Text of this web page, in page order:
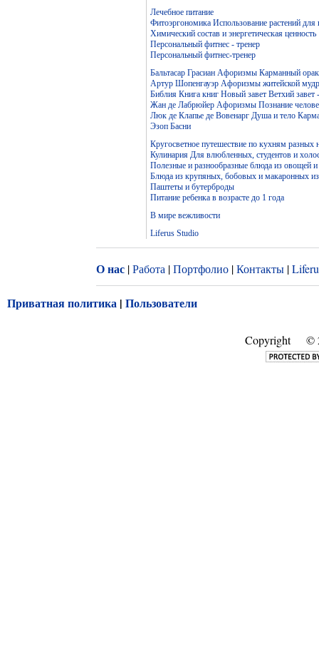
Лечебное питание
Фитоэргономика Использование растений
Химический состав и энергетическая
Персональный фитнес - тренер
Персональный фитнес-тренер
Бальтасар Грасиан Афоризмы Карманный
Артур Шопенгауэр Афоризмы житейской
Библия Книга книг Новый завет Ветхий завет
Жан де Лабрюйер Афоризмы Познание
Люк де Клапье де Вовенарг Душа и тело
Эзоп Басни
Кругосветное путешествие по кухням разных
Кулинария Для влюбленных, студентов и
Полезные и разнообразные блюда из овощей
Блюда из крупяных, бобовых и макаронных
Паштеты и бутерброды
Питание ребенка в возрасте до 1 года
В мире вежливости
Liferus Studio
О нас |Работа |Портфолио |Контакты |
Приватная политика | Пользователи
Copyright ©